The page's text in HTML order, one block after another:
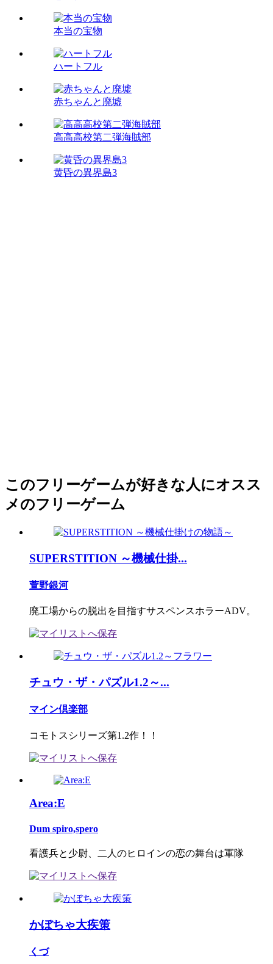
本当の宝物
ハートフル
赤ちゃんと廃墟
高高高校第二弾海賊部
黄昏の異界島3
このフリーゲームが好きな人にオスス
メのフリーゲーム
SUPERSTITION ～機械仕掛...
萱野銀河
廃工場からの脱出を目指すサスペンスホラーADV。
チュウ・ザ・パズル1.2～...
マイン倶楽部
コモトスシリーズ第1.2作！！
Area:E
Dum spiro,spero
看護兵と少尉、二人のヒロインの恋の舞台は軍隊
かぼちゃ大疾策
くづ